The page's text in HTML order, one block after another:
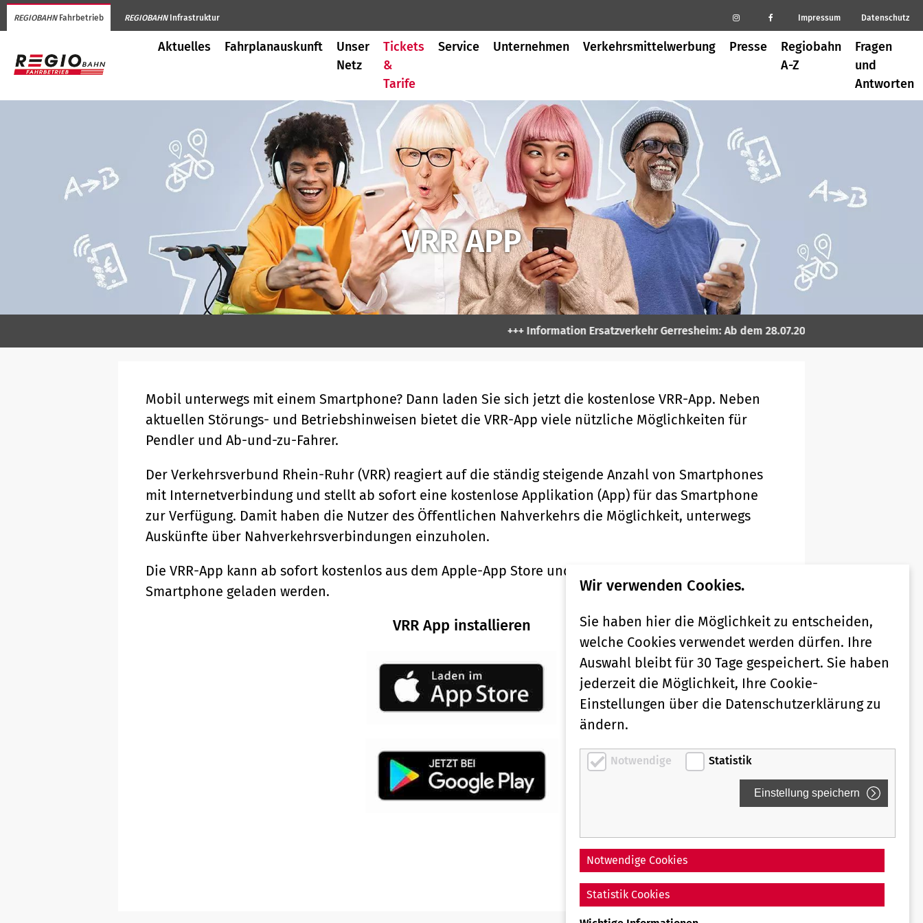
REGIOBAHNFahrbetrieb REGIOBAHNInfrastruktur Impressum Datenschutz
Aktuelles Fahrplanauskunft
Unser
Netz
Tickets
&
Tarife
Service Unternehmen Verkehrsmittelwerbung Presse
Regiobahn
A-Z
Fragen
und
Antworten
VRR APP
+++ Information Ersatzverkehr Gerresheim: Ab dem 28.07.2026 fahren die Busse des
Mobil unterwegs mit einem Smartphone? Dann laden Sie sich jetzt die kostenlose VRR-App. Neben
aktuellen Störungs- und Betriebshinweisen bietet die VRR-App viele nützliche Möglichkeiten für
Pendler und Ab-und-zu-Fahrer.
Der Verkehrsverbund Rhein-Ruhr (VRR) reagiert auf die ständig steigende Anzahl von Smartphones
mit Internetverbindung und stellt ab sofort eine kostenlose Applikation (App) für das Smartphone
zur Verfügung. Damit haben die Nutzer des Öffentlichen Nahverkehrs die Möglichkeit, unterwegs
Auskünfte über Nahverkehrsverbindungen einzuholen.
Die VRR-App kann ab sofort kostenlos aus dem Apple-App Store und dem Android Market auf jedes
Smartphone geladen werden.
VRR App installieren
Wir verwenden Cookies.
Sie haben hier die Möglichkeit zu entscheiden,
welche Cookies verwendet werden dürfen. Ihre
Auswahl bleibt für 30 Tage gespeichert. Sie haben
jederzeit die Möglichkeit, Ihre Cookie-
Einstellungen über die Datenschutzerklärung zu
ändern.
Notwendige Statistik
Notwendige Cookies
Statistik Cookies